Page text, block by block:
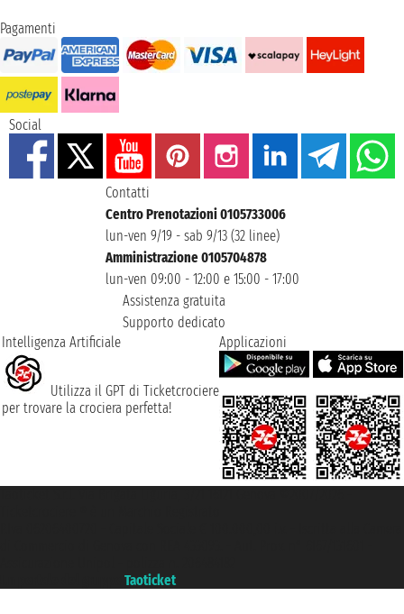
Pagamenti
Social
Contatti
Centro Prenotazioni 0105733006
lun-ven 9/19 - sab 9/13 (32 linee)
Amministrazione 0105704878
lun-ven 09:00 - 12:00 e 15:00 - 17:00
Assistenza gratuita
Supporto dedicato
Intelligenza Artificiale
Utilizza il GPT di Ticketcrociere
per trovare la crociera perfetta!
Applicazioni
Taoticket